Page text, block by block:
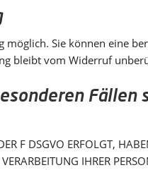
Sie können eine
bleibt vom Widerruf
Fällen
F DSGVO ERFOLGT,
IHRER